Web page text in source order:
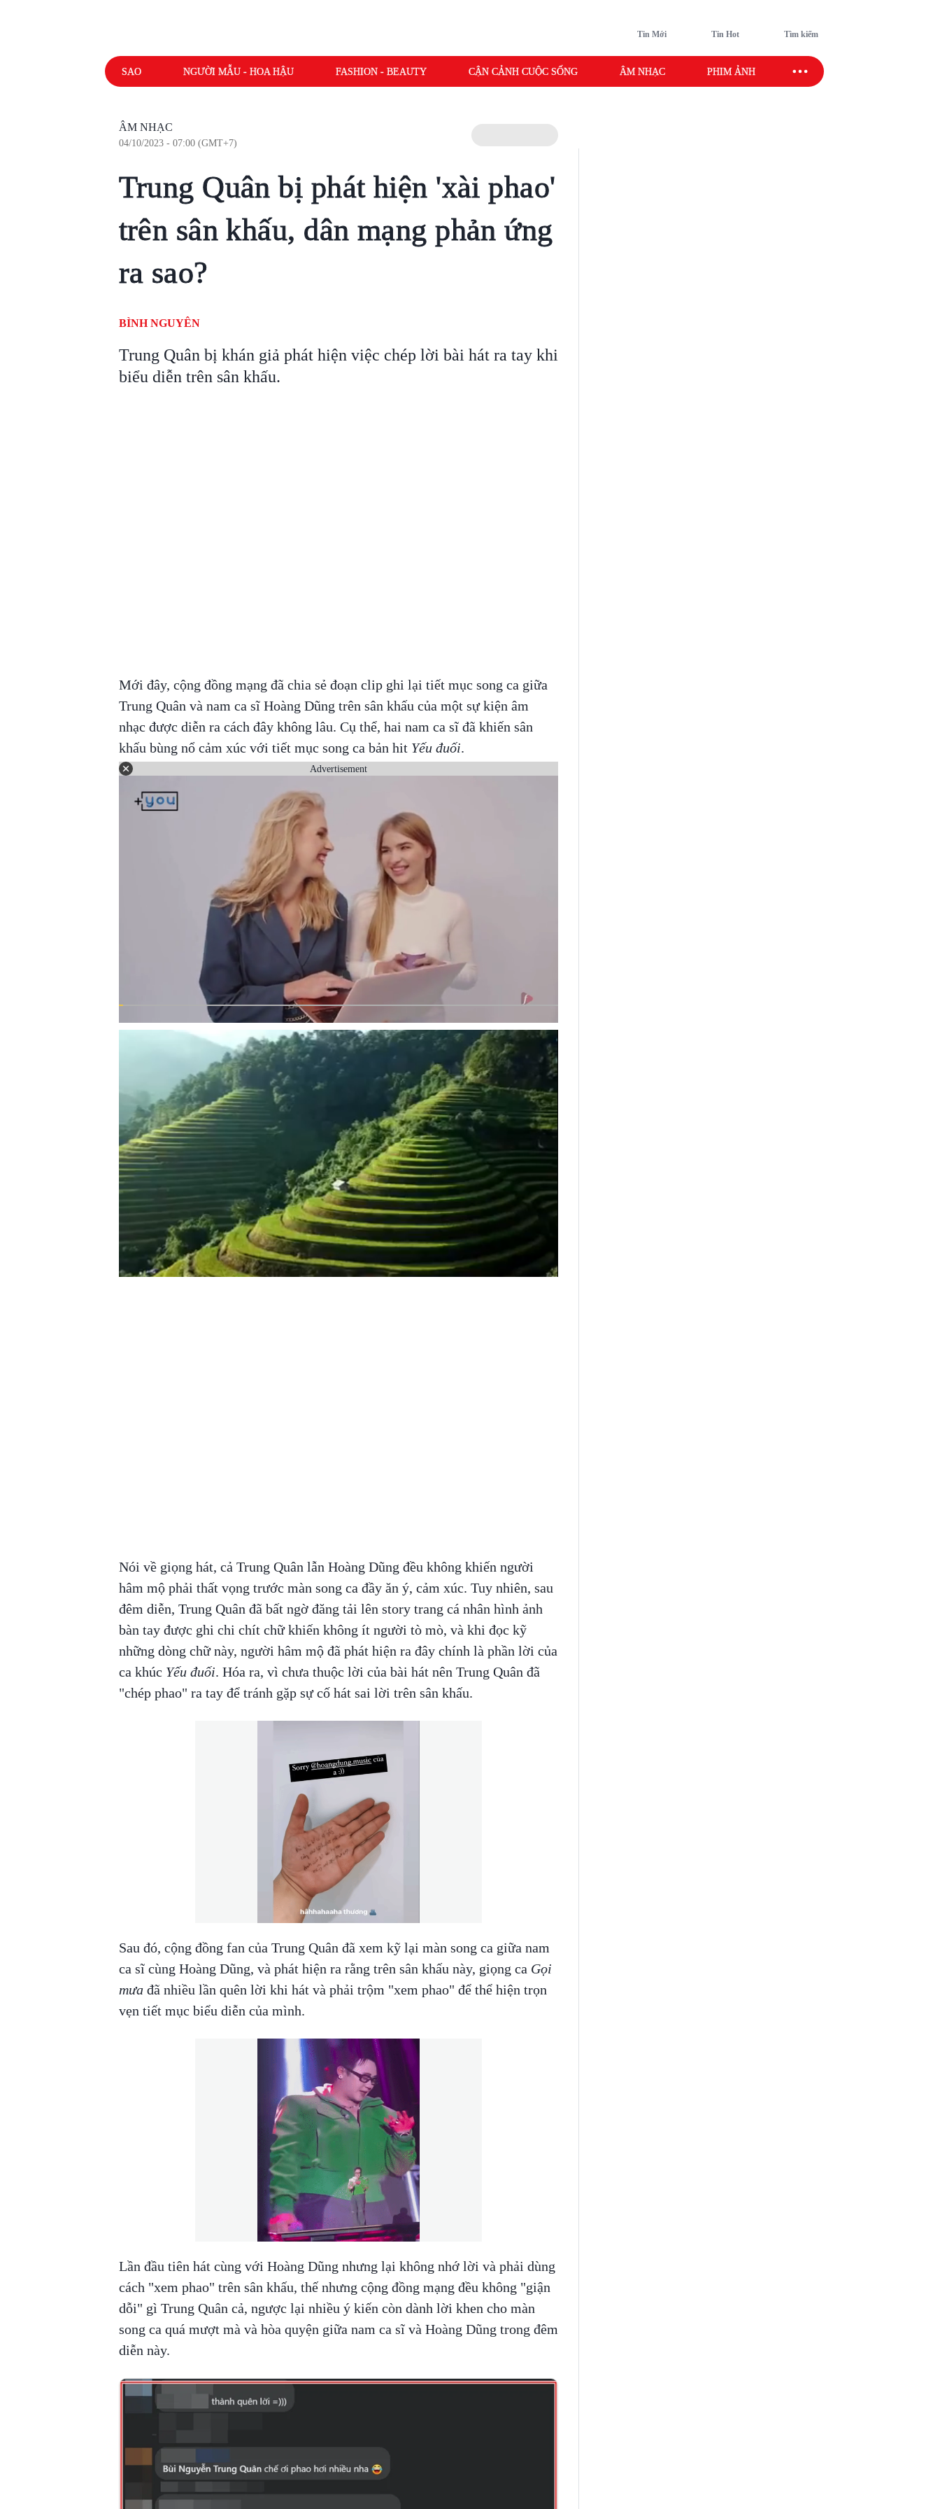
Tin Mới Tin Hot Tìm kiếm
SAO NGƯỜI MẪU - HOA HẬU FASHION - BEAUTY CẬN CẢNH CUỘC SỐNG ÂM NHẠC PHIM ẢNH SAO SPORT
ÂM NHẠC
04/10/2023 - 07:00 (GMT+7)
Trung Quân bị phát hiện 'xài phao'
trên sân khấu, dân mạng phản ứng
ra sao?
BÌNH NGUYÊN
Trung Quân bị khán giả phát hiện việc chép lời bài hát ra tay khi
biểu diễn trên sân khấu.
Mới đây, cộng đồng mạng đã chia sẻ đoạn clip ghi lại tiết mục song ca giữa
Trung Quân và nam ca sĩ Hoàng Dũng trên sân khấu của một sự kiện âm
nhạc được diễn ra cách đây không lâu. Cụ thể, hai nam ca sĩ đã khiến sân
khấu bùng nổ cảm xúc với tiết mục song ca bản hit Yếu đuối.
Advertisement
Nói về giọng hát, cả Trung Quân lẫn Hoàng Dũng đều không khiến người
hâm mộ phải thất vọng trước màn song ca đầy ăn ý, cảm xúc. Tuy nhiên, sau
đêm diễn, Trung Quân đã bất ngờ đăng tải lên story trang cá nhân hình ảnh
bàn tay được ghi chi chít chữ khiến không ít người tò mò, và khi đọc kỹ
những dòng chữ này, người hâm mộ đã phát hiện ra đây chính là phần lời của
ca khúc Yếu đuối. Hóa ra, vì chưa thuộc lời của bài hát nên Trung Quân đã
"chép phao" ra tay để tránh gặp sự cố hát sai lời trên sân khấu.
Sau đó, cộng đồng fan của Trung Quân đã xem kỹ lại màn song ca giữa nam
ca sĩ cùng Hoàng Dũng, và phát hiện ra rằng trên sân khấu này, giọng ca Gọi
mưa đã nhiều lần quên lời khi hát và phải trộm "xem phao" để thể hiện trọn
vẹn tiết mục biểu diễn của mình.
Lần đầu tiên hát cùng với Hoàng Dũng nhưng lại không nhớ lời và phải dùng
cách "xem phao" trên sân khấu, thế nhưng cộng đồng mạng đều không "giận
dỗi" gì Trung Quân cả, ngược lại nhiều ý kiến còn dành lời khen cho màn
song ca quá mượt mà và hòa quyện giữa nam ca sĩ và Hoàng Dũng trong đêm
diễn này.